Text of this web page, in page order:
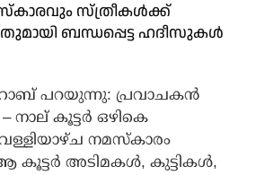
സ്ത്രീകള്‍ക്ക്
ബന്ധപ്പെട്ട ഹദീസുകള്‍
പറയുന്നു: പ്രവാചകന്‍
കൂട്ടര്‍ ഒഴികെ
നമസ്‌കാരം
കൂട്ടര്‍ അടിമകള്‍, കുട്ടികള്‍,